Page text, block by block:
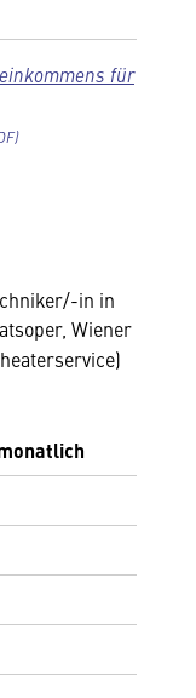
für
in in
Wiener